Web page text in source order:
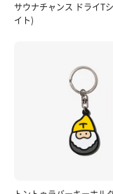
サウナチャンス ドライT
イト)